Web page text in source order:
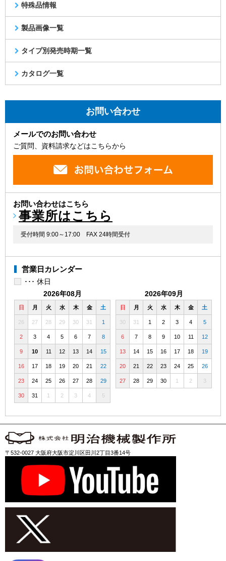
特殊品情報
製品画像一覧
タイプ別発売時期一覧
カタログ一覧
お問い合わせ
メールでのお問い合わせ
ご質問、資料請求などはこちらから
お問い合わせはこちら
事業所はこちら
受付時間 9:00～17:00 FAX 24時間受付
営業日カレンダー
･･･ 休日
2026年08月
日 月 火 水 木 金 土
26 27 28 29 30 31 1
2 3 4 5 6 7 8
9 10 11 12 13 14 15
16 17 18 19 20 21 22
23 24 25 26 27 28 29
30 31 1 2 3 4 5
2026年09月
日 月 火 水 木 金 土
30 31 1 2 3 4 5
6 7 8 9 10 11 12
13 14 15 16 17 18 19
20 21 22 23 24 25 26
27 28 29 30 1 2 3
〒532-0027 大阪府大阪市淀川区田川2丁目3番14号